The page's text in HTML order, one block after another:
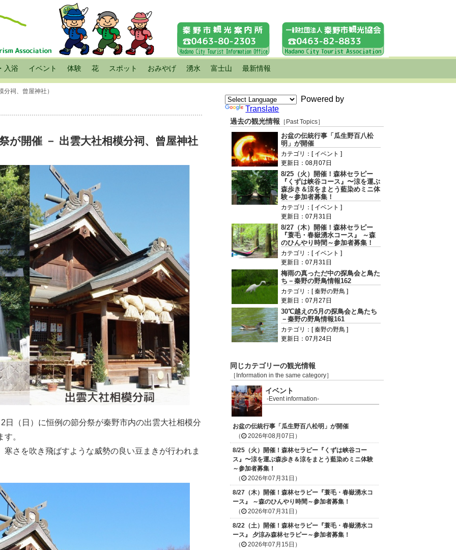
入浴 イベント 体験 花 スポット おみやげ 湧水 富士山 最新情報
祠、曾屋神社）
が開催 － 出雲大社相模分祠、曾屋神社
日（日）に恒例の節分祭が秦野市内の出雲大社相模分
。
さを吹き飛ばすような威勢の良い豆まきが行われま
Powered by
Translate
過去の観光情報 ［Past Topics］
お盆の伝統行事「瓜生野百八松
明」が開催
カテゴリ：[ イベント ]
更新日：08月07日
8/25（火）開催！森林セラピー
『くずは峡谷コース』〜涼を運ぶ
森歩き＆涼をまとう藍染めミニ体
験～参加者募集！
カテゴリ：[ イベント ]
更新日：07月31日
8/27（木）開催！森林セラピー
『蓑毛・春嶽湧水コース』 ～森
のひんやり時間～参加者募集！
カテゴリ：[ イベント ]
更新日：07月31日
梅雨の真っただ中の探鳥会と鳥た
ち－秦野の野鳥情報162
カテゴリ：[ 秦野の野鳥 ]
更新日：07月27日
30℃越えの5月の探鳥会と鳥たち
－秦野の野鳥情報161
カテゴリ：[ 秦野の野鳥 ]
更新日：07月24日
同じカテゴリーの観光情報
［Information in the same category］
イベント
-Event information-
お盆の伝統行事「瓜生野百八松明」が開催
（
2026年08月07日）
8/25（火）開催！森林セラピー『くずは峡谷コー
ス』〜涼を運ぶ森歩き＆涼をまとう藍染めミニ体験
～参加者募集！
（
2026年07月31日）
8/27（木）開催！森林セラピー『蓑毛・春嶽湧水コ
ース』 ～森のひんやり時間～参加者募集！
（
2026年07月31日）
8/22（土）開催！森林セラピー『蓑毛・春嶽湧水コ
ース』 夕涼み森林セラピー～参加者募集！
（
2026年07月15日）